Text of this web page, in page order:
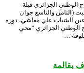
المسرح الوطني الجزائري قبلة
(الثامن والتاسع جوان
الشباب علي معاشي، دورة
الوطني الجزائري “محي
…